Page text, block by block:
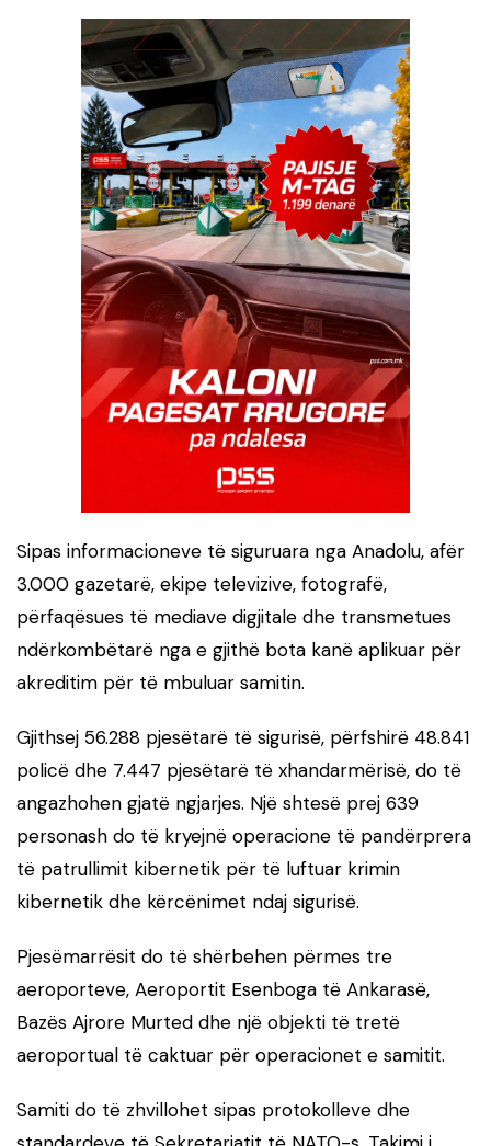
Sipas informacioneve të siguruara nga Anadolu, afër
3.000 gazetarë, ekipe televizive, fotografë,
përfaqësues të mediave digjitale dhe transmetues
ndërkombëtarë nga e gjithë bota kanë aplikuar për
akreditim për të mbuluar samitin.
Gjithsej 56.288 pjesëtarë të sigurisë, përfshirë 48.841
policë dhe 7.447 pjesëtarë të xhandarmërisë, do të
angazhohen gjatë ngjarjes. Një shtesë prej 639
personash do të kryejnë operacione të pandërprera
të patrullimit kibernetik për të luftuar krimin
kibernetik dhe kërcënimet ndaj sigurisë.
Pjesëmarrësit do të shërbehen përmes tre
aeroporteve, Aeroportit Esenboga të Ankarasë,
Bazës Ajrore Murted dhe një objekti të tretë
aeroportual të caktuar për operacionet e samitit.
Samiti do të zhvillohet sipas protokolleve dhe